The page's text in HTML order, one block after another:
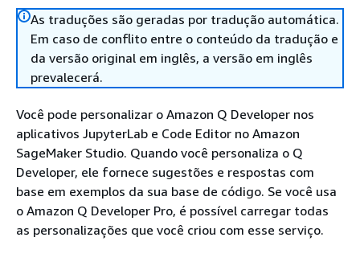
As traduções são geradas por tradução automática.
Em caso de conflito entre o conteúdo da tradução e
da versão original em inglês, a versão em inglês
prevalecerá.
Você pode personalizar o Amazon Q Developer nos
aplicativos JupyterLab e Code Editor no Amazon
SageMaker Studio. Quando você personaliza o Q
Developer, ele fornece sugestões e respostas com
base em exemplos da sua base de código. Se você usa
o Amazon Q Developer Pro, é possível carregar todas
as personalizações que você criou com esse serviço.